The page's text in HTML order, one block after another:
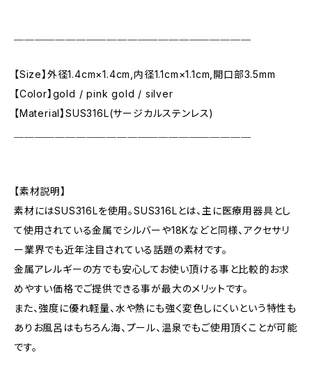
【Size】外径1.4cm×1.4cm,内径1.1cm×1.1cm,開口部3.5mm
【Color】gold / pink gold / silver
【Material】SUS316L(サージカルステンレス)
【素材説明】
素材にはSUS316Lを使用。SUS316Lとは、主に医療用器具とし
て使用されている金属でシルバーや18Kなどと同様、アクセサリ
ー業界でも近年注目されている話題の素材です。
金属アレルギーの方でも安心してお使い頂ける事と比較的お求
めやすい価格でご提供できる事が最大のメリットです。
また、強度に優れ軽量、水や熱にも強く変色しにくいという特性も
ありお風呂はもちろん海、プール、温泉でもご使用頂くことが可能
です。